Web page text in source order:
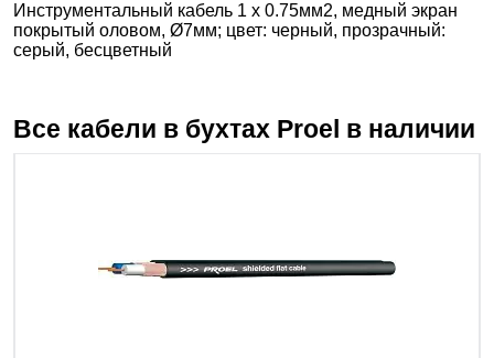
Инструментальный кабель 1 х 0.75мм2, медный экран
покрытый оловом, Ø7мм; цвет: черный, прозрачный:
серый, бесцветный
Все кабели в бухтах Proel в наличии